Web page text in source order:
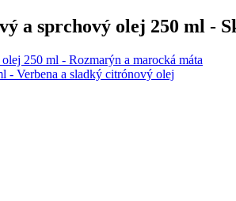
a sprchový olej 250 ml -